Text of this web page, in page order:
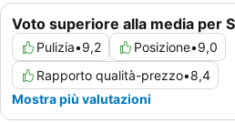
Voto superiore alla media per
Pulizia•9,2 Posizione•9,0
Rapporto qualità-prezzo•8,4
Mostra più valutazioni